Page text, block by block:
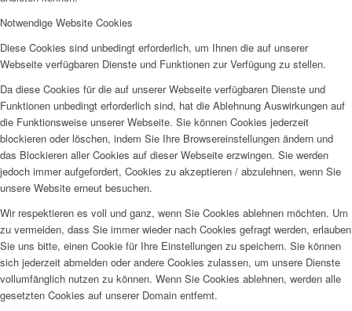
Notwendige Website Cookies
Diese Cookies sind unbedingt erforderlich, um Ihnen die auf unserer
Webseite verfügbaren Dienste und Funktionen zur Verfügung zu stellen.
Da diese Cookies für die auf unserer Webseite verfügbaren Dienste und
Funktionen unbedingt erforderlich sind, hat die Ablehnung Auswirkungen auf
die Funktionsweise unserer Webseite. Sie können Cookies jederzeit
blockieren oder löschen, indem Sie Ihre Browsereinstellungen ändern und
das Blockieren aller Cookies auf dieser Webseite erzwingen. Sie werden
jedoch immer aufgefordert, Cookies zu akzeptieren / abzulehnen, wenn Sie
unsere Website erneut besuchen.
Wir respektieren es voll und ganz, wenn Sie Cookies ablehnen möchten. Um
zu vermeiden, dass Sie immer wieder nach Cookies gefragt werden, erlauben
Sie uns bitte, einen Cookie für Ihre Einstellungen zu speichern. Sie können
sich jederzeit abmelden oder andere Cookies zulassen, um unsere Dienste
vollumfänglich nutzen zu können. Wenn Sie Cookies ablehnen, werden alle
gesetzten Cookies auf unserer Domain entfernt.